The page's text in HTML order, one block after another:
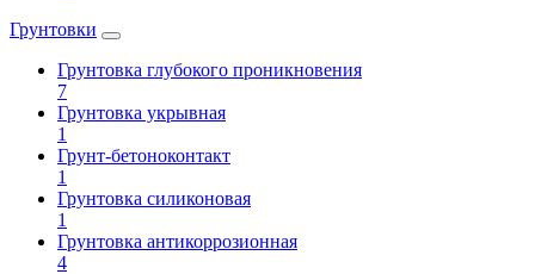
Грунтовки
Грунтовка глубокого проникновения
7
Грунтовка укрывная
1
Грунт-бетоноконтакт
1
Грунтовка силиконовая
1
Грунтовка антикоррозионная
4